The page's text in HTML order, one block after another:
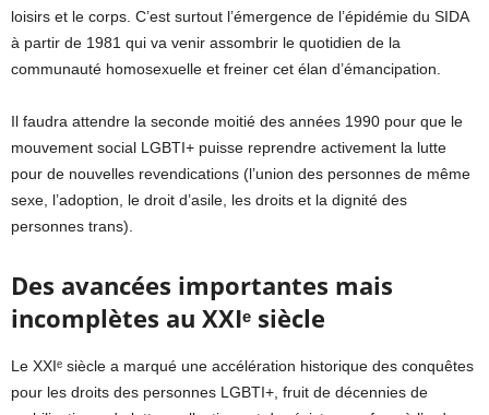
loisirs et le corps. C’est surtout l’émergence de l’épidémie du SIDA
à partir de 1981 qui va venir assombrir le quotidien de la
communauté homosexuelle et freiner cet élan d’émancipation.
Il faudra attendre la seconde moitié des années 1990 pour que le
mouvement social LGBTI+ puisse reprendre activement la lutte
pour de nouvelles revendications (l’union des personnes de même
sexe, l’adoption, le droit d’asile, les droits et la dignité des
personnes trans).
Des avancées importantes mais
incomplètes au XXIᵉ siècle
Le XXIᵉ siècle a marqué une accélération historique des conquêtes
pour les droits des personnes LGBTI+, fruit de décennies de